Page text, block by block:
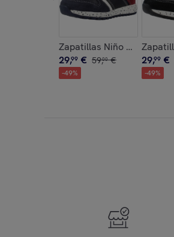
29,99 € 59,00 €
-49%
29,99 €
-49%